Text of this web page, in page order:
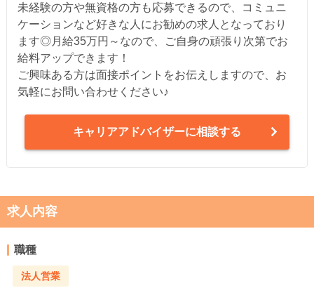
未経験の方や無資格の方も応募できるので、コミュニ
ケーションなど好きな人にお勧めの求人となっており
ます◎月給35万円～なので、ご自身の頑張り次第でお
給料アップできます！
ご興味ある方は面接ポイントをお伝えしますので、お
気軽にお問い合わせください♪
キャリアアドバイザーに相談する
求人内容
職種
法人営業